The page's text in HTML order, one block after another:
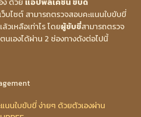
ว็บไซต์ สามารถตรวจสอบคะแนนใบขับขี่
เหลือเท่าไร โดยผู้ขับขี่สามารถตรวจ
เองได้ผ่าน 2 ช่องทางดังต่อไปนี้